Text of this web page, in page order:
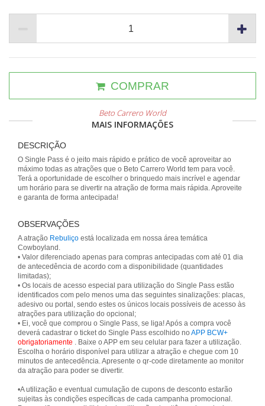
COMPRAR
Beto Carrero World
MAIS INFORMAÇÕES
DESCRIÇÃO
O Single Pass é o jeito mais rápido e prático de você aproveitar ao
máximo todas as atrações que o Beto Carrero World tem para você.
Terá a oportunidade de escolher o brinquedo mais incrível e agendar
um horário para se divertir na atração de forma mais rápida. Aproveite
e garanta de forma antecipada!
OBSERVAÇÕES
A atração Rebuliço está localizada em nossa área temática
Cowboyland.
• Valor diferenciado apenas para compras antecipadas com até 01 dia
de antecedência de acordo com a disponibilidade (quantidades
limitadas);
• Os locais de acesso especial para utilização do Single Pass estão
identificados com pelo menos uma das seguintes sinalizações: placas,
adesivo ou portal, sendo estes os únicos locais possíveis de acesso às
atrações para utilização do opcional;
• Ei, você que comprou o Single Pass, se liga! Após a compra você
deverá cadastrar o ticket do Single Pass escolhido no APP BCW+
obrigatoriamente . Baixe o APP em seu celular para fazer a utilização.
Escolha o horário disponível para utilizar a atração e chegue com 10
minutos de antecedência. Apresente o qr-code diretamente ao monitor
da atração para poder se divertir.
•A utilização e eventual cumulação de cupons de desconto estarão
sujeitas às condições específicas de cada campanha promocional.